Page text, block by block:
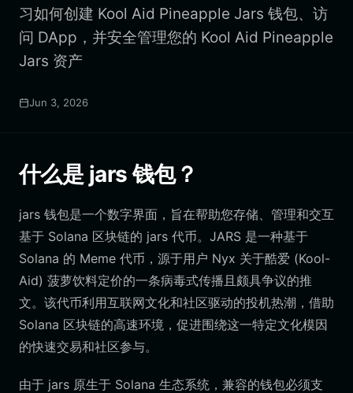
习如何创建 Kool Aid Pineapple Jars 钱包、访
问 DApp，并安全管理您的 Kool Aid Pineapple
Jars 资产
Jun 3, 2026
什么是 jars 钱包？
jars 钱包是一个数字界面，旨在帮助您存储、管理和交互
基于 Solana 区块链的 jars 代币。JARS 是一种基于
Solana 的 Meme 代币，源于用户 Nyx 关于酷爱 (Kool-
Aid) 菠萝饮料定价的一条病毒式传播且颇具争议的推
文。该代币利用互联网文化和社区驱动的投机热潮，借助
Solana 区块链的高速环境，促进围绕这一特定文化模因
的快速交易和社区参与。
由于 jars 原生于 Solana 生态系统，兼容的钱包必须支